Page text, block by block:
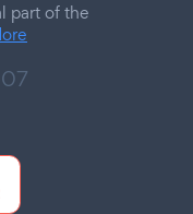
part of the